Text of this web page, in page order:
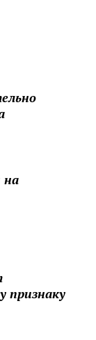
на
признаку